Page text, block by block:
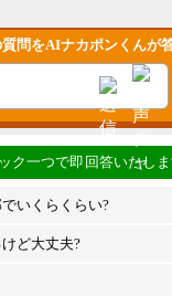
問をAIナカポンくんが
いくらくらい?
ど大丈夫?